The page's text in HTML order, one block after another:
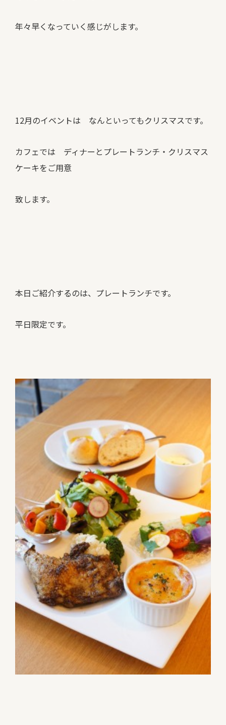
年々早くなっていく感じがします。
12月のイベントは なんといってもクリスマスです。
カフェでは ディナーとプレートランチ・クリスマス
ケーキをご用意
致します。
本日ご紹介するのは、プレートランチです。
平日限定です。